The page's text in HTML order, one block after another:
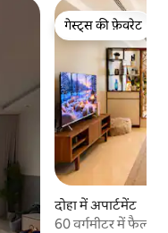
गेस्ट्स की फ़ेवरेट
गेस्ट्स की फ़ेवरेट
दोहा में अपार्टमेंट
60 वर्गमीटर में फैला